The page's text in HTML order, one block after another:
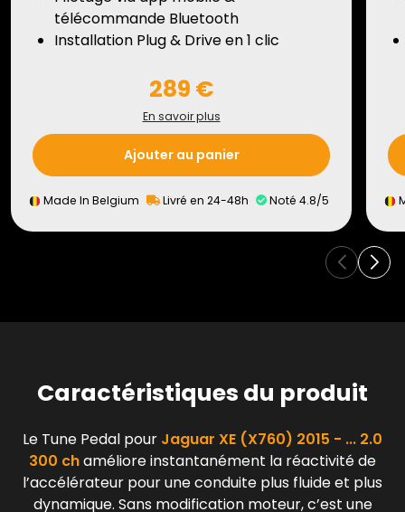
télécommande Bluetooth
Installation Plug & Drive en 1 clic
289 €
En savoir plus
Ajouter au panier
Made In Belgium Livré en 24-48h Noté 4.8/5
Caractéristiques du produit
Le Tune Pedal pour Jaguar XE (X760) 2015 - ... 2.0
300 chaméliore instantanément la réactivité de
l’accélérateur pour une conduite plus fluide et plus
dynamique. Sans modification moteur, c’est une